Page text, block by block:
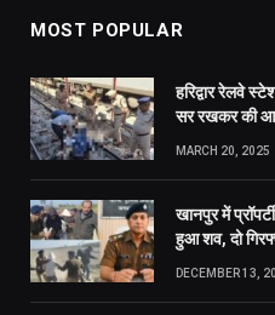
MOST POPULAR
हरिद्वार रेलवे
सर रखकर की
MARCH 20, 2025
खानपुर में
हुआ शव, दो
DECEMBER 13,